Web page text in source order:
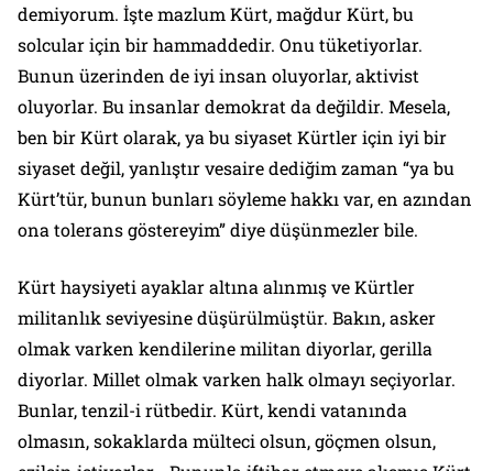
demiyorum. İşte mazlum Kürt, mağdur Kürt, bu
solcular için bir hammaddedir. Onu tüketiyorlar.
Bunun üzerinden de iyi insan oluyorlar, aktivist
oluyorlar. Bu insanlar demokrat da değildir. Mesela,
ben bir Kürt olarak, ya bu siyaset Kürtler için iyi bir
siyaset değil, yanlıştır vesaire dediğim zaman “ya bu
Kürt’tür, bunun bunları söyleme hakkı var, en azından
ona tolerans göstereyim” diye düşünmezler bile.
Kürt haysiyeti ayaklar altına alınmış ve Kürtler
militanlık seviyesine düşürülmüştür. Bakın, asker
olmak varken kendilerine militan diyorlar, gerilla
diyorlar. Millet olmak varken halk olmayı seçiyorlar.
Bunlar, tenzil-i rütbedir. Kürt, kendi vatanında
olmasın, sokaklarda mülteci olsun, göçmen olsun,